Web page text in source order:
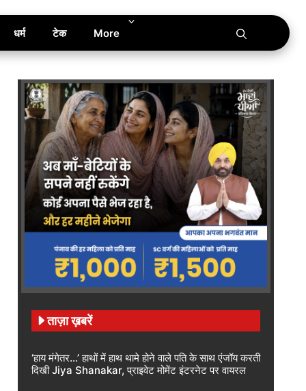
धर्म टेक More
ताज़ा ख़बरें
‘हाय मंगेतर…’ हाथों में हाथ थामे होने वाले पति के साथ एंजॉय करती
दिखी Jiya Shanakar, प्राइवेट मोमेंट इंटरनेट पर वायरल